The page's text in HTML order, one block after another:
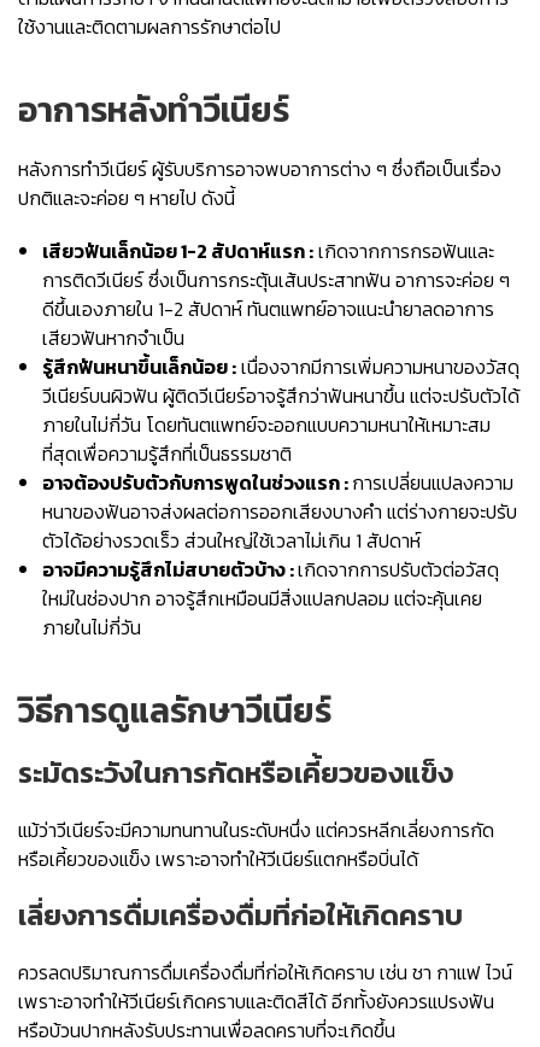
ใช้งานและติดตามผลการรักษาต่อไป
อาการหลังทำวีเนียร์
หลังการทำวีเนียร์ ผู้รับบริการอาจพบอาการต่าง ๆ ซึ่งถือเป็นเรื่อง
ปกติและจะค่อย ๆ หายไป ดังนี้
เสียวฟันเล็กน้อย 1-2 สัปดาห์แรก :เกิดจากการกรอฟันและ
การติดวีเนียร์ ซึ่งเป็นการกระตุ้นเส้นประสาทฟัน อาการจะค่อย ๆ
ดีขึ้นเองภายใน 1-2 สัปดาห์ ทันตแพทย์อาจแนะนำยาลดอาการ
เสียวฟันหากจำเป็น
รู้สึกฟันหนาขึ้นเล็กน้อย :เนื่องจากมีการเพิ่มความหนาของวัสดุ
วีเนียร์บนผิวฟัน ผู้ติดวีเนียร์อาจรู้สึกว่าฟันหนาขึ้น แต่จะปรับตัวได้
ภายในไม่กี่วัน โดยทันตแพทย์จะออกแบบความหนาให้เหมาะสม
ที่สุดเพื่อความรู้สึกที่เป็นธรรมชาติ
อาจต้องปรับตัวกับการพูดในช่วงแรก :การเปลี่ยนแปลงความ
หนาของฟันอาจส่งผลต่อการออกเสียงบางคำ แต่ร่างกายจะปรับ
ตัวได้อย่างรวดเร็ว ส่วนใหญ่ใช้เวลาไม่เกิน 1 สัปดาห์
อาจมีความรู้สึกไม่สบายตัวบ้าง :เกิดจากการปรับตัวต่อวัสดุ
ใหม่ในช่องปาก อาจรู้สึกเหมือนมีสิ่งแปลกปลอม แต่จะคุ้นเคย
ภายในไม่กี่วัน
วิธีการดูแลรักษาวีเนียร์
ระมัดระวังในการกัดหรือเคี้ยวของแข็ง
แม้ว่าวีเนียร์จะมีความทนทานในระดับหนึ่ง แต่ควรหลีกเลี่ยงการกัด
หรือเคี้ยวของแข็ง เพราะอาจทำให้วีเนียร์แตกหรือบิ่นได้
เลี่ยงการดื่มเครื่องดื่มที่ก่อให้เกิดคราบ
ควรลดปริมาณการดื่มเครื่องดื่มที่ก่อให้เกิดคราบ เช่น ชา กาแฟ ไวน์
เพราะอาจทำให้วีเนียร์เกิดคราบและติดสีได้ อีกทั้งยังควรแปรงฟัน
หรือบ้วนปากหลังรับประทานเพื่อลดคราบที่จะเกิดขึ้น